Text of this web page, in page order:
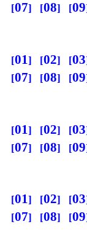
07
08 09
01 02 03
07
08 09
01 02 03
07
08 09
01 02 03
07
08 09